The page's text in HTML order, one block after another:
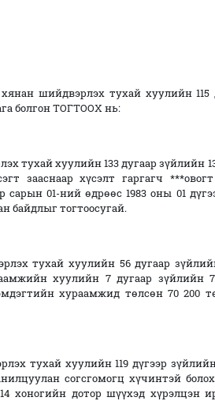
шийдвэрлэх тухай хуулийн 115
болгон ТОГТООХ нь:
тухай хуулийн 133 дугаар зүйлийн
зааснаар хүсэлт гаргагч
сарын 01-ний өдрөөс 1983 оны 01
байдлыг тогтоосугай.
тухай хуулийн 56 дугаар
хуулийн 7 дугаар зүйлийн
хураамжид төлсөн 70 200
тухай хуулийн 119 дүгээр зүйлийн
согсгомогц хүчинтэй
хоногийн дотор шүүхэд хүрэлцэн